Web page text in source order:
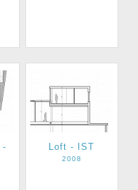
-
Loft - IST
2008